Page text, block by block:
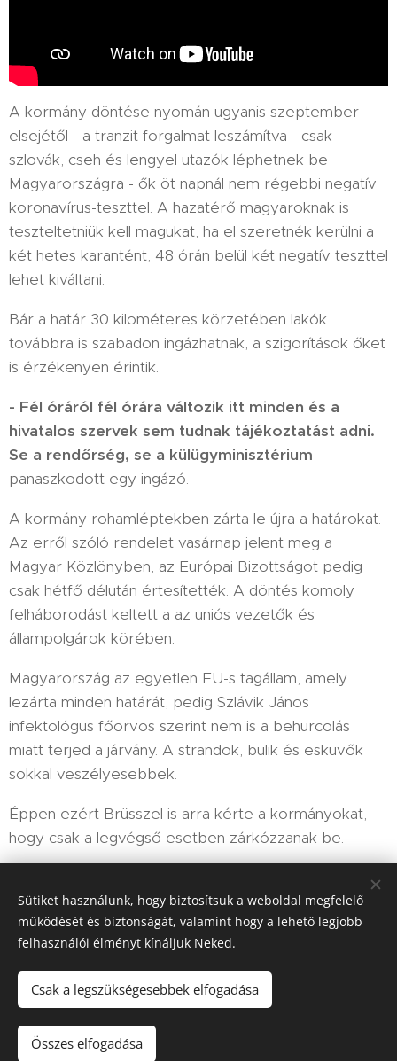
A kormány döntése nyomán ugyanis szeptember
elsejétől - a tranzit forgalmat leszámítva - csak
szlovák, cseh és lengyel utazók léphetnek be
Magyarországra - ők öt napnál nem régebbi negatív
koronavírus-teszttel. A hazatérő magyaroknak is
teszteltetniük kell magukat, ha el szeretnék kerülni a
két hetes karantént, 48 órán belül két negatív teszttel
lehet kiváltani.
Bár a határ 30 kilométeres körzetében lakók
továbbra is szabadon ingázhatnak, a szigorítások őket
is érzékenyen érintik.
- Fél óráról fél órára változik itt minden és a
hivatalos szervek sem tudnak tájékoztatást adni.
Se a rendőrség, se a külügyminisztérium -
panaszkodott egy ingázó.
A kormány rohamléptekben zárta le újra a határokat.
Az erről szóló rendelet vasárnap jelent meg a
Magyar Közlönyben, az Európai Bizottságot pedig
csak hétfő délután értesítették. A döntés komoly
felháborodást keltett a az uniós vezetők és
állampolgárok körében.
Magyarország az egyetlen EU-s tagállam, amely
lezárta minden határát, pedig Szlávik János
infektológus főorvos szerint nem is a behurcolás
miatt terjed a járvány. A strandok, bulik és esküvők
sokkal veszélyesebbek.
Éppen ezért Brüsszel is arra kérte a kormányokat,
hogy csak a legvégső esetben zárkózzanak be.
Share
Minden jog fenntartva!
Sütiket használunk, hogy biztosítsuk a weboldal megfelelő
működését és biztonságát, valamint hogy a lehető legjobb
felhasználói élményt kínáljuk Neked.
Csak a legszükségesebbek elfogadása
Összes elfogadása